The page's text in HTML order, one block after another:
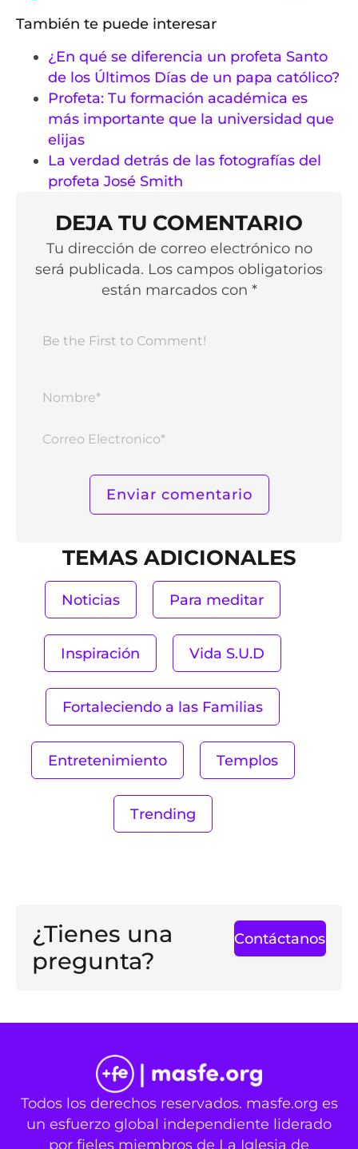
También te puede interesar
¿En qué se diferencia un profeta Santo
de los Últimos Días de un papa católico?
Profeta: Tu formación académica es
más importante que la universidad que
elijas
La verdad detrás de las fotografías del
profeta José Smith
DEJA TU COMENTARIO
Tu dirección de correo electrónico no
será publicada. Los campos obligatorios
están marcados con *
TEMAS ADICIONALES
Noticias Para meditar
Inspiración Vida S.U.D
Fortaleciendo a las Familias
Entretenimiento Templos
Trending
¿Tienes una
pregunta?
Contáctanos
Todos los derechos reservados. masfe.org es
un esfuerzo global independiente liderado
por fieles miembros de La Iglesia de